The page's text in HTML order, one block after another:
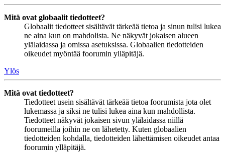
Mitä ovat globaalit tiedotteet?
Globaalit tiedotteet sisältävät tärkeää tietoa ja sinun tulisi lukea
ne aina kun on mahdolista. Ne näkyvät jokaisen alueen
ylälaidassa ja omissa asetuksissa. Globaalien tiedotteiden
oikeudet myöntää foorumin ylläpitäjä.
Ylös
Mitä ovat tiedotteet?
Tiedotteet usein sisältävät tärkeää tietoa foorumista jota olet
lukemassa ja siksi ne tulisi lukea aina kun mahdollista.
Tiedotteet näkyvät jokaisen sivun ylälaidassa niillä
foorumeilla joihin ne on lähetetty. Kuten globaalien
tiedotteiden kohdalla, tiedotteiden lähettämisen oikeudet antaa
foorumin ylläpitäjä.